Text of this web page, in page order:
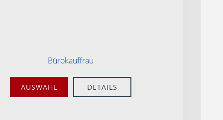
Bürokauffrau
AUSWAHL DETAILS